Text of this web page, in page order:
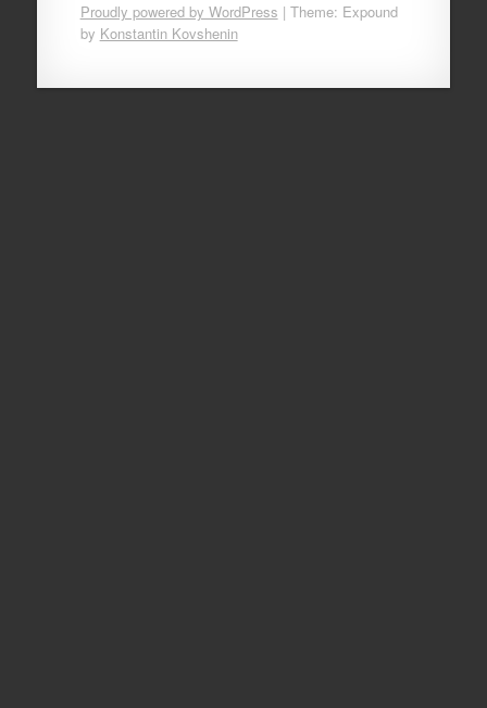
Proudly powered by WordPress | Theme: Expound
by Konstantin Kovshenin